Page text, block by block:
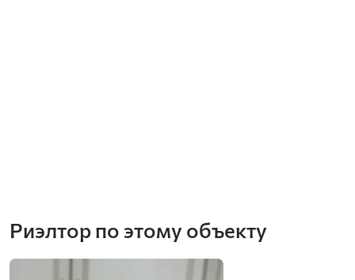
Риэлтор по этому объекту